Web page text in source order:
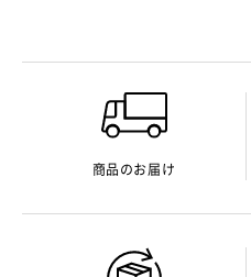
商品のお届け